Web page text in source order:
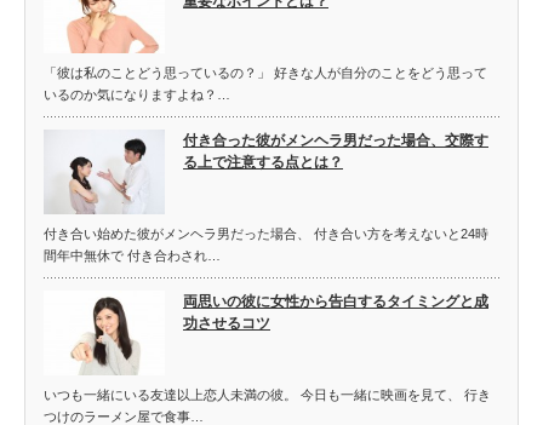
「彼は私のことどう思っているの？」 好きな人が自分のことをどう思って
いるのか気になりますよね？…
付き合った彼がメンヘラ男だった場合、交際す
る上で注意する点とは？
付き合い始めた彼がメンヘラ男だった場合、 付き合い方を考えないと24時
間年中無休で 付き合わされ…
両思いの彼に女性から告白するタイミングと成
功させるコツ
いつも一緒にいる友達以上恋人未満の彼。 今日も一緒に映画を見て、 行き
つけのラーメン屋で食事…